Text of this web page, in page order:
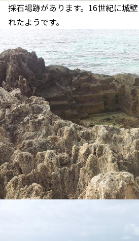
採石場跡があります。16世紀に城
れたようです。